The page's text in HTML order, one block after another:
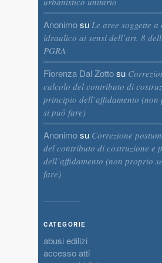
Anonimosu Le aree soggette a
idraulico ai sensi dell’art. 8
PGRA
Fiorenza Dal Zottosu
calcolo del contributo di
principio dell’affidamento (non
si può fare)
Anonimosu Correzione
del contributo di costruzione e
dell’affidamento (non proprio
fare)
CATEGORIE
abusi edilizi
accesso atti